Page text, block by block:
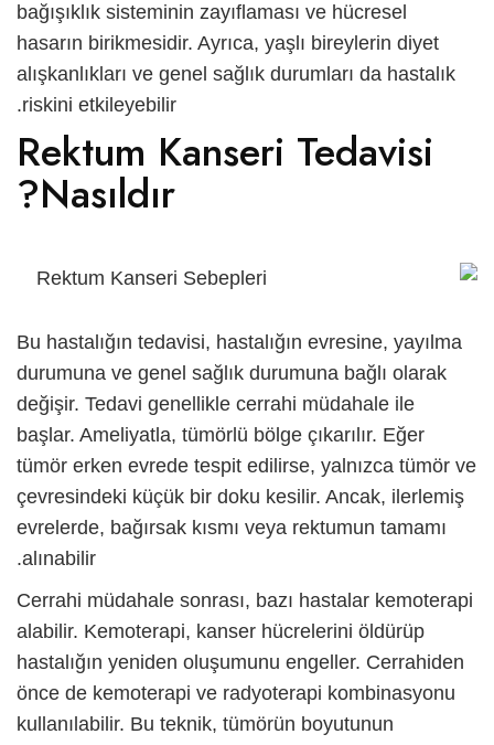
bağışıklık sisteminin zayıflaması ve hücresel
hasarın birikmesidir. Ayrıca, yaşlı bireylerin diyet
alışkanlıkları ve genel sağlık durumları da hastalık
riskini etkileyebilir.
Rektum Kanseri Tedavisi
Nasıldır?
Bu hastalığın tedavisi, hastalığın evresine, yayılma
durumuna ve genel sağlık durumuna bağlı olarak
değişir. Tedavi genellikle cerrahi müdahale ile
başlar. Ameliyatla, tümörlü bölge çıkarılır. Eğer
tümör erken evrede tespit edilirse, yalnızca tümör ve
çevresindeki küçük bir doku kesilir. Ancak, ilerlemiş
evrelerde, bağırsak kısmı veya rektumun tamamı
alınabilir.
Cerrahi müdahale sonrası, bazı hastalar kemoterapi
alabilir. Kemoterapi, kanser hücrelerini öldürüp
hastalığın yeniden oluşumunu engeller. Cerrahiden
önce de kemoterapi ve radyoterapi kombinasyonu
kullanılabilir. Bu teknik, tümörün boyutunun